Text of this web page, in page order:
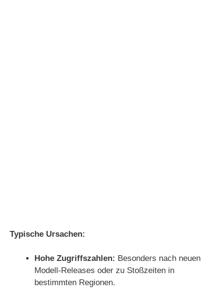
Typische Ursachen:
Hohe Zugriffszahlen: Besonders nach neuen
Modell-Releases oder zu Stoßzeiten in
bestimmten Regionen.